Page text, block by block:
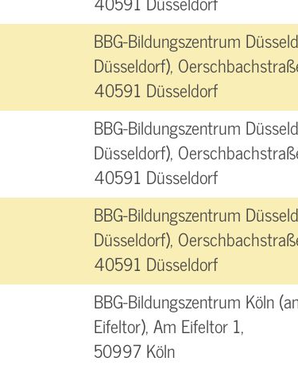
BBG-Bildungszentrum
Düsseldorf),
40591 Düsseldorf
BBG-Bildungszentrum
Düsseldorf),
40591 Düsseldorf
BBG-Bildungszentrum
Düsseldorf),
40591 Düsseldorf
BBG-Bildungszentrum Köln
Eifeltor), Am Eifeltor 1,
50997 Köln